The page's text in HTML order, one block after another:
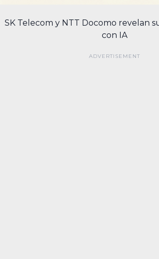
SK Telecom y NTT Docomo revelan
con IA